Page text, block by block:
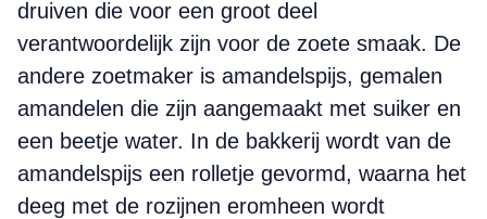
druiven die voor een groot deel
verantwoordelijk zijn voor de zoete smaak. De
andere zoetmaker is amandelspijs, gemalen
amandelen die zijn aangemaakt met suiker en
een beetje water. In de bakkerij wordt van de
amandelspijs een rolletje gevormd, waarna het
deeg met de rozijnen eromheen wordt